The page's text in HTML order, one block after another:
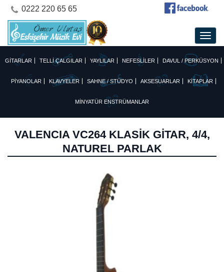
0222 220 65 65
GİTARLAR TELLİ ÇALGILAR YAYLILAR NEFESLİLER DAVUL / PERKÜSYON
PİYANOLAR KLAVYELER SAHNE / STÜDYO AKSESUARLAR KİTAPLAR
MİNYATÜR ENSTRÜMANLAR
VALENCIA VC264 KLASİK GİTAR, 4/4,
NATUREL PARLAK